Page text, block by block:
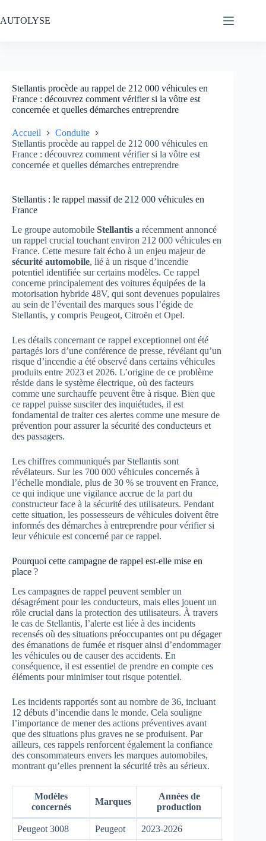
au
contenu
AUTOLYSE
Stellantis procède au rappel de 212 000 véhicules en
France : découvrez comment vérifier si la vôtre est
concernée et quelles démarches entreprendre
Accueil
Conduite
Stellantis procède au rappel de 212 000 véhicules en
France : découvrez comment vérifier si la vôtre est
concernée et quelles démarches entreprendre
Stellantis : le rappel massif de 212 000 véhicules en
France
Le groupe automobile Stellantis a récemment annoncé
un rappel crucial touchant environ 212 000 véhicules en
France. Cette mesure fait écho à un enjeu majeur de
sécurité automobile, lié à un risque d’incendie
potentiel identifiée sur certains modèles. Ce rappel
concerne principalement des voitures équipées de la
motorisation hybride 48V, qui sont devenues populaires
au sein de l’éventail des marques sous l’égide de
Stellantis, y compris Peugeot, Citroën et Opel.
Les détails concernant ce rappel exceptionnel ont été
partagés lors d’une conférence de presse, révélant qu’un
risque d’incendie a été observé dans certains véhicules
produits entre 2023 et 2026. L’origine de ce problème
réside dans le système électrique, où des facteurs
comme une surchauffe peuvent être à risque. Bien que
ce rappel puisse susciter des inquiétudes, il est
fondamental de traiter ces alertes comme une mesure de
prévention pour assurer la sécurité des conducteurs et
des passagers.
Les chiffres communiqués par Stellantis sont
révélateurs. Sur les 700 000 véhicules concernés à
l’échelle mondiale, plus de 30 % se trouvent en France,
ce qui indique une vigilance accrue de la part du
constructeur face à la sécurité des utilisateurs. Pendant
cette situation, les possesseurs de véhicules doivent être
informés des démarches à entreprendre pour vérifier si
leur véhicule est concerné par ce rappel.
Pourquoi cette campagne de rappel est-elle mise en
place ?
Les campagnes de rappel peuvent sembler un
désagrément pour les conducteurs, mais elles jouent un
rôle crucial dans la protection des utilisateurs. À travers
le cas de Stellantis, l’alerte est liée à des incidents
recensés où des situations préoccupantes ont pu dégager
des émanations de fumée et risquer ainsi d’endommager
les véhicules ou de causer des accidents. En
conséquence, il est essentiel de prendre en compte ces
éléments pour minimiser tout risque potentiel.
Les incidents rapportés sont au nombre de 36, incluant
12 débuts d’incendie dans le monde. Cela souligne
l’importance de mener des actions préventives avant
que des situations plus graves ne se produisent. Par
ailleurs, ces rappels renforcent également la confiance
des consommateurs envers les marques automobiles,
montrant qu’elles prennent la sécurité très au sérieux.
Modèles
concernés
Marques
Années de
production
Peugeot 3008 Peugeot 2023-2026